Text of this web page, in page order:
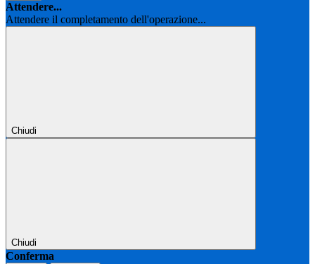
Attendere...
Attendere il completamento dell'operazione...
Chiudi
Chiudi
Conferma